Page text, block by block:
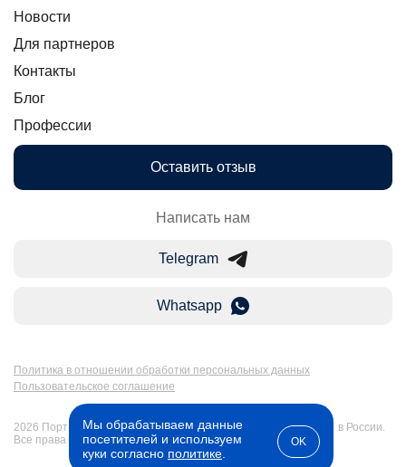
Новости
Для партнеров
Контакты
Блог
Профессии
Оставить отзыв
Написать нам
Telegram
Whatsapp
Политика в отношении обработки персональных данных
Пользовательское соглашение
2026 Портал Бакалавр-Магистр: дистанционное образование в России.
Все права защищены
Мы обрабатываем данные
посетителей и используем
куки согласно политике
OK